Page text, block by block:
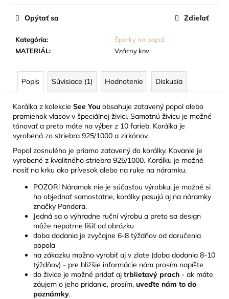
Kategória:
Šperky na popol
MATERIÁL: Vzácny kov
Opýtať sa Zdieľať
Popis Súvisiace (1) Hodnotenie Diskusia
Korálka z kolekcie See You obsahuje zatavený popol alebo
pramienok vlasov v špeciálnej živici. Samotnú živicu je možné
tónovať a preto máte na výber z 10 farieb. Korálka je
vyrobená zo striebra 925/1000 a zirkónov.
Popol zosnulého je priamo zatavený do korálky. Kovanie je
vyrobené z kvalitného striebra 925/1000. Korálku je možné
nosiť na krku ako prívesok alebo na ruke na náramku.
POZOR! Náramok nie je súčasťou výrobku, je možné si
ho objednať samostatne, korálky pasujú aj na náramky
značky Pandora.
Jedná sa o výhradne ruční výrobu a preto sa design
môže nepatrne líšiť od obrázku
doba dodania je zvyčajne 6-8 týždňov od doručenia
popola
na zákazku možno vyrobiť aj v zlate (doba dodania 8-10
týždňov) - pre bližšie informácie nám prosím napíšte
do živice je možné pridať aj trblietavý prach - ak máte
záujem o jeho pridanie, prosím, uveďte nám to do
poznámky.
e
STOJAN
NA
SRDIEČKO,
STRIEBORNÝ
17
EUR